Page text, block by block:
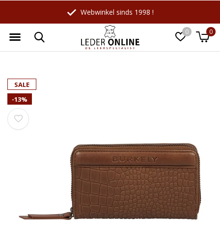
0 0
Webwinkel sinds 1998 !
Wellicht zijn deze producten ook
-18%
Lederen schrijfmap A4 |
ritssluiting en tablet vak
Maverick
Leren Billfold
portemonnee The
SALE
-13%